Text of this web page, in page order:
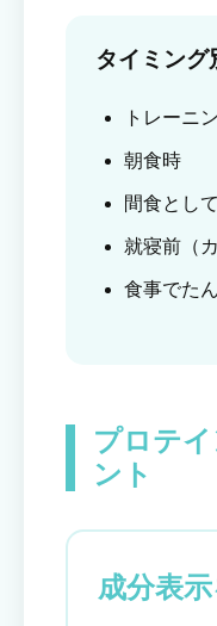
タイミング
トレーニ
朝食時
間食として
就寝前（
食事でた
プロテ
ント
成分表